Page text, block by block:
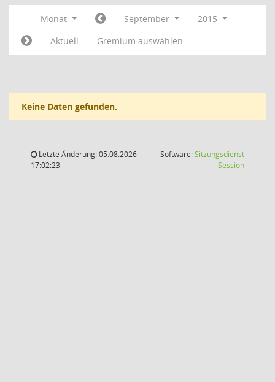
Monat September
2015
Aktuell
Gremium auswählen
Keine Daten gefunden.
Letzte Änderung: 05.08.2026
17:02:23
Software:Sitzungsdienst
Session(Wird in